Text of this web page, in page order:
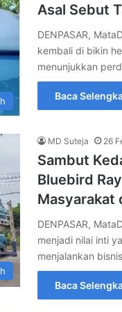
Asal Sebut
DENPASAR,
kembali di bikin
menunjukkan
Baca
MD Suteja 26
Sambut
Bluebird
Masyarakat
DENPASAR,
menjadi nilai inti
menjalankan
Baca